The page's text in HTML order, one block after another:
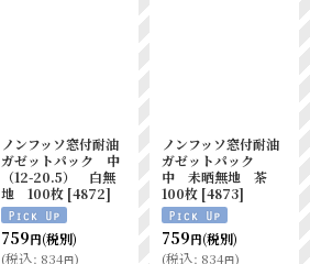
ノンフッソ窓付耐油
ガゼットパック 中
（12-20.5） 白無
地 100枚 [4872]
759円(税別)
(税込: 834円)
ノンフッソ窓付耐油
ガゼットパック
中 未晒無地 茶
100枚 [4873]
759円(税別)
(税込: 834円)